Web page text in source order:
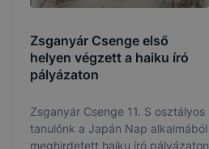
Zsganyár Csenge első
helyen végzett a haiku író
pályázaton
Zsganyár Csenge 11. S osztályos
tanulónk a Japán Nap alkalmából
meghirdetett haiku író pályázaton